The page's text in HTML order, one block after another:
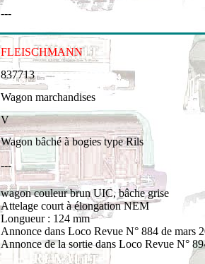
---
FLEISCHMANN
837713
Wagon marchandises
V
Wagon bâché à bogies type Rils
---
wagoncouleur brun UIC, bâche grise
Attelage court à élongation NEM
Longueur : 124 mm
Annonce dans Loco Revue N° 884 de mars
Annonce de la sortie dans Loco Revue N°